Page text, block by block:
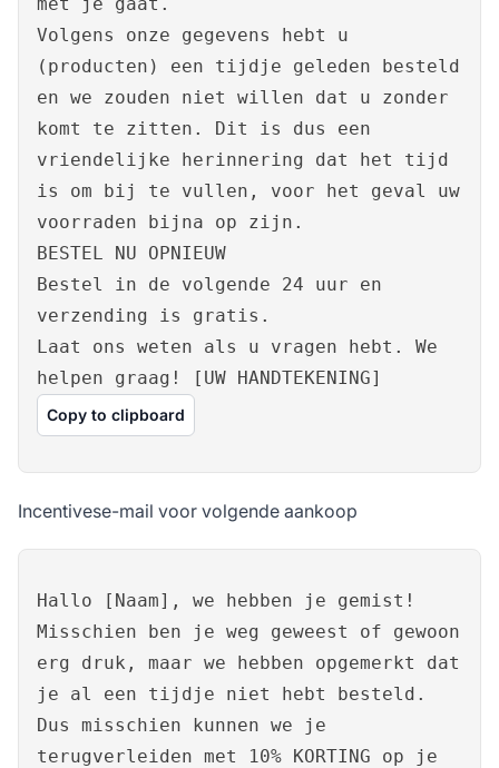
Volgens onze gegevens hebt u
(producten) een tijdje geleden besteld
en we zouden niet willen dat u zonder
komt te zitten. Dit is dus een
vriendelijke herinnering dat het tijd
is om bij te vullen, voor het geval uw
voorraden bijna op zijn.
BESTEL NU OPNIEUW
Bestel in de volgende 24 uur en
verzending is gratis.
Laat ons weten als u vragen hebt. We
helpen graag! [UW HANDTEKENING]
Copy to clipboard
Incentivese-mail voor volgende aankoop
Hallo [Naam], we hebben je gemist!
Misschien ben je weg geweest of gewoon
erg druk, maar we hebben opgemerkt dat
je al een tijdje niet hebt besteld.
Dus misschien kunnen we je
terugverleiden met 10% KORTING op je